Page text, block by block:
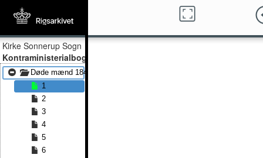
Kirke Sonnerup Sogn
Kontraministerialbog
Døde mænd 1848 - Døde mænd 1879
1
2
3
4
5
6